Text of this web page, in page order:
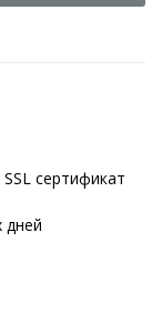
сертификат
дней